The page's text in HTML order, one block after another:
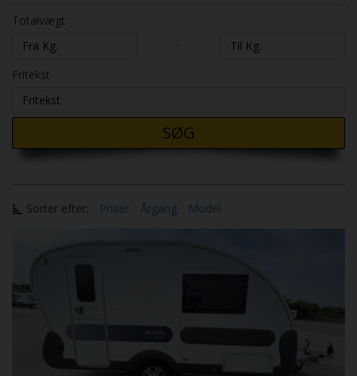
Totalvægt
-
Fritekst
SØG
Sorter efter: Priser Årgang Model